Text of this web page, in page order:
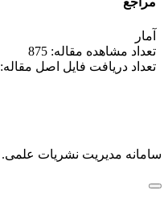
آمار
تعداد مشاهده مقاله: 875
تعداد دریافت فایل اصل مقاله: 345
سامانه مدیریت نشریات علمی.